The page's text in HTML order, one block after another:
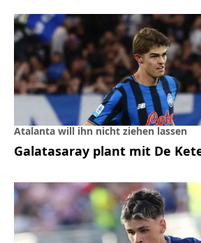
Atalanta will ihn nicht ziehen lassen
Galatasaray plant mit De